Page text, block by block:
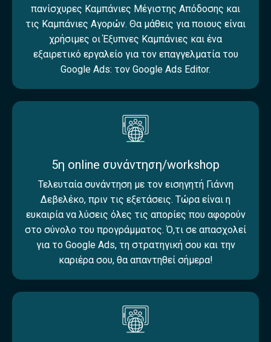
πανίσχυρες Καμπάνιες Μέγιστης Απόδοσης και
τις Καμπάνιες Αγορών. Θα μάθεις για ποιους είναι
χρήσιμες οι Έξυπνες Καμπάνιες και ένα
εξαιρετικό εργαλείο για τον επαγγελματία του
Google Ads: τον Google Ads Editor.
5η online συνάντηση/workshop
Τελευταία συνάντηση με τον εισηγητή Γιάννη
Δεβελέκο, πριν τις εξετάσεις. Τώρα είναι η
ευκαιρία να λύσεις όλες τις απορίες που αφορούν
στο σύνολο του προγράμματος. Ό,τι σε απασχολεί
για το Google Ads, τη στρατηγική σου και την
καριέρα σου, θα απαντηθεί σήμερα!